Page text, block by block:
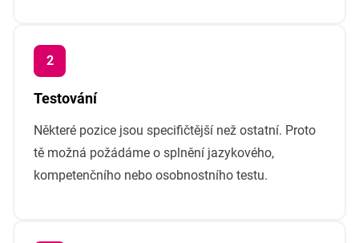
Testování
Některé pozice jsou specifičtější než ostatní. Proto
tě možná požádáme o splnění jazykového,
kompetenčního nebo osobnostního testu.